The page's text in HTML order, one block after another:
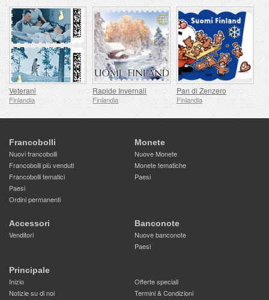
Veterani
Finlandia
Rapide Invernali
Finlandia
Pan di Zenzero
Finlandia
Francobolli
Nuovi francobolli
Francobolli più venduti
Francobolli tematici
Paesi
Ordini permanenti
Monete
Nuove Monete
Monete tematiche
Paesi
Accessori
Venditori
Banconote
Nuove banconote
Paesi
Principale
Inizio
Offerte speciali
Notizie su di noi
Termini & Condizioni